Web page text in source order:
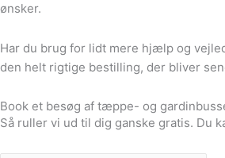
ønsker.
Har du brug for lidt mere hjælp og
den helt rigtige bestilling, der bliver
Book et besøg af tæppe- og
Så ruller vi ud til dig ganske gratis. Du